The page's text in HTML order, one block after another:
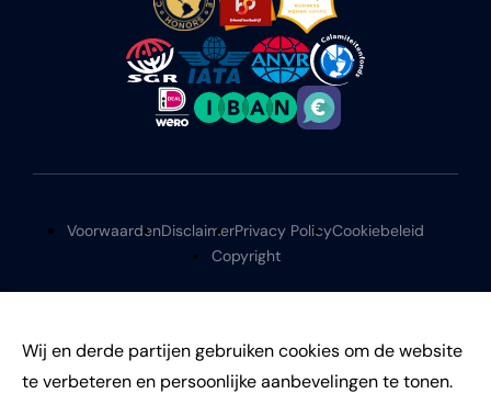
Wij en derde partijen gebruiken cookies om de website
te verbeteren en persoonlijke aanbevelingen te tonen.
VoorwaardenDisclaimerPrivacy PolicyCookiebeleid
Copyright